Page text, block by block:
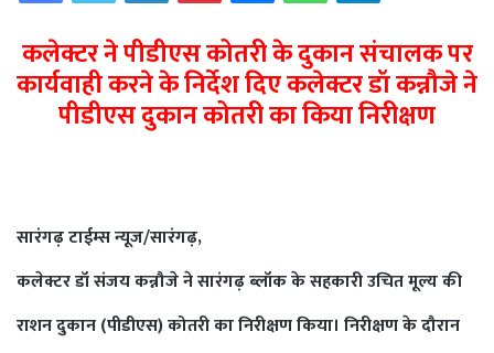
कलेक्टर ने पीडीएस कोतरी के दुकान संचालक पर
कार्यवाही करने के निर्देश दिएकलेक्टर डॉ कन्नौजे ने
पीडीएस दुकान कोतरी का किया निरीक्षण
सारंगढ़ टाईम्स न्यूज/सारंगढ़,
कलेक्टर डॉ संजय कन्नौजे ने सारंगढ़ ब्लॉक के सहकारी उचित मूल्य की
राशन दुकान (पीडीएस) कोतरी का निरीक्षण किया। निरीक्षण के दौरान